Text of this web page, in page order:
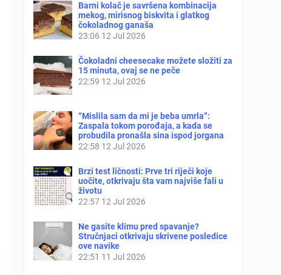
Barni kolač je savršena kombinacija
mekog, mirisnog biskvita i glatkog
čokoladnog ganaša
23:06 12 Jul 2026
Čokoladni cheesecake možete složiti za
15 minuta, ovaj se ne peče
22:59 12 Jul 2026
“Mislila sam da mi je beba umrla”:
Zaspala tokom porođaja, a kada se
probudila pronašla sina ispod jorgana
22:58 12 Jul 2026
Brzi test ličnosti: Prve tri riječi koje
uočite, otkrivaju šta vam najviše fali u
životu
22:57 12 Jul 2026
Ne gasite klimu pred spavanje?
Stručnjaci otkrivaju skrivene posledice
ove navike
22:51 11 Jul 2026